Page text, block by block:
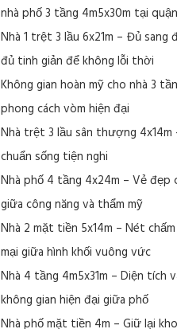
nhà phố 3 tầng 4m5x30m tại
Nhà 1 trệt 3 lầu 6x21m – Đủ sang
đủ tinh giản để không lỗi thời
Không gian hoàn mỹ cho nhà 3
phong cách vòm hiện đại
Nhà trệt 3 lầu sân thượng 4x14m
chuẩn sống tiện nghi
Nhà phố 4 tầng 4x24m – Vẻ đẹp
giữa công năng và thẩm mỹ
Nhà 2 mặt tiền 5x14m – Nét
mại giữa hình khối vuông vức
Nhà 4 tầng 4m5x31m – Diện tích
không gian hiện đại giữa phố
Nhà phố mặt tiền 4m – Giữ lại